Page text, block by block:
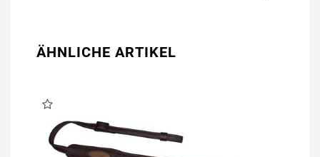
ÄHNLICHE ARTIKEL